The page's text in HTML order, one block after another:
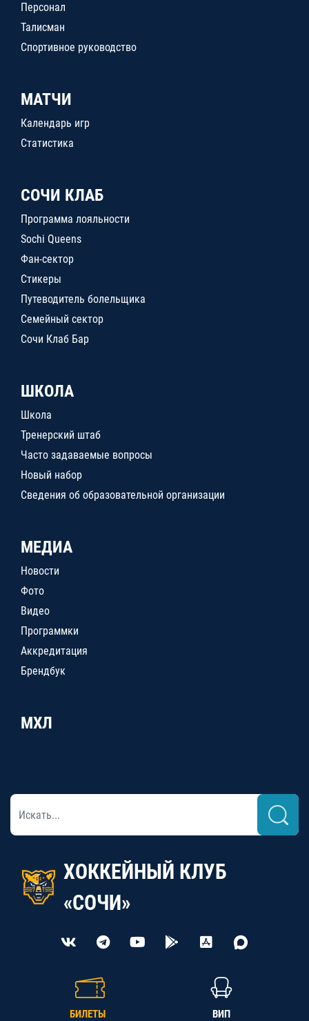
Персонал
Талисман
Спортивное руководство
МАТЧИ
Календарь игр
Статистика
СОЧИ КЛАБ
Программа лояльности
Sochi Queens
Фан-сектор
Стикеры
Путеводитель болельщика
Семейный сектор
Сочи Клаб Бар
ШКОЛА
Школа
Тренерский штаб
Часто задаваемые вопросы
Новый набор
Сведения об образовательной организации
МЕДИА
Новости
Фото
Видео
Программки
Аккредитация
Брендбук
МХЛ
ХОККЕЙНЫЙ КЛУБ
«СОЧИ»
БИЛЕТЫ ВИП